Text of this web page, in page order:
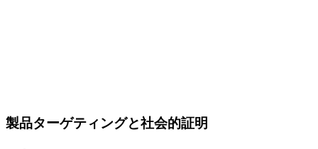
製品ターゲティングと社会的証明